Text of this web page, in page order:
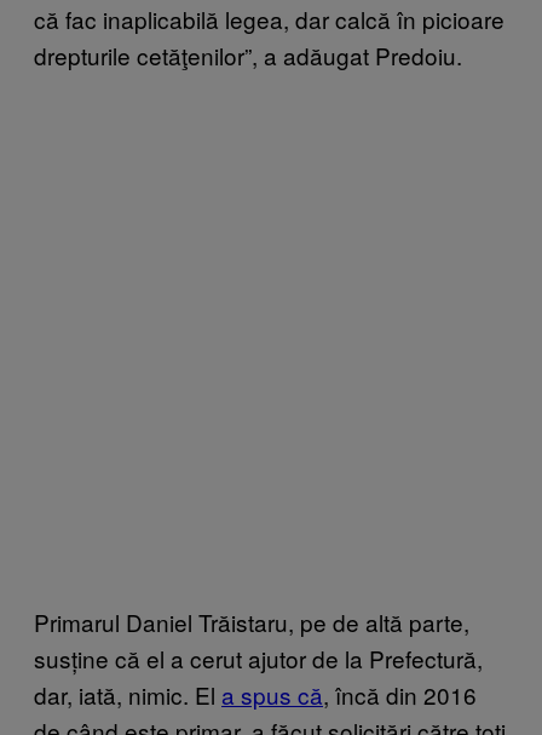
că fac inaplicabilă legea, dar calcă în picioare
drepturile cetăţenilor”, a adăugat Predoiu.
Primarul Daniel Trăistaru, pe de altă parte,
susține că el a cerut ajutor de la Prefectură,
dar, iată, nimic. El a spus că, încă din 2016